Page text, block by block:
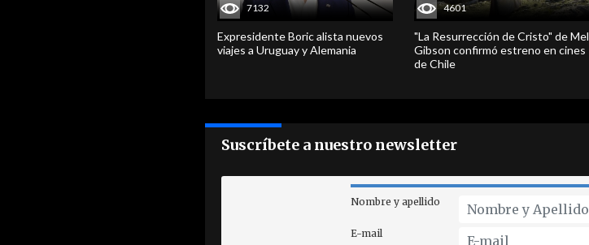
7132
Expresidente Boric alista nuevos
viajes a Uruguay y Alemania
4601
"La Resurrección de Cristo" de Mel
Gibson confirmó estreno en cines
de Chile
Suscríbete a nuestro newsletter
Nombre y apellido
E-mail